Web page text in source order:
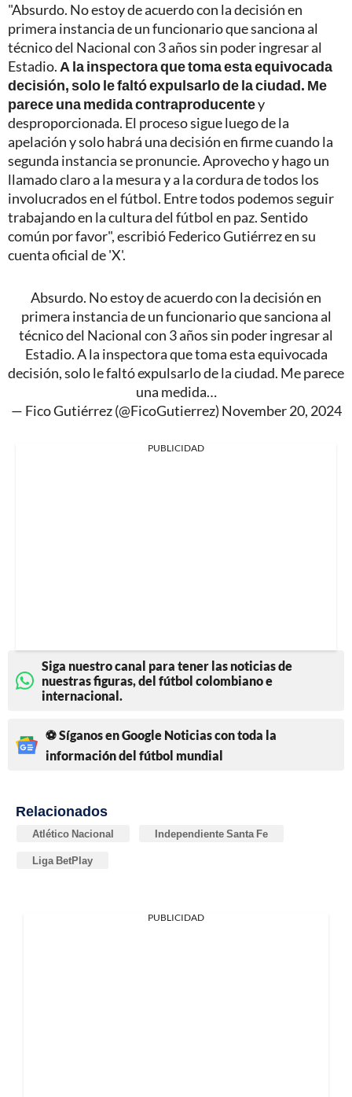
"Absurdo. No estoy de acuerdo con la decisión en
primera instancia de un funcionario que sanciona al
técnico del Nacional con 3 años sin poder ingresar al
Estadio. A la inspectora que toma esta equivocada
decisión, solo le faltó expulsarlo de la ciudad. Me
parece una medida contraproducentey
desproporcionada. El proceso sigue luego de la
apelación y solo habrá una decisión en firme cuando la
segunda instancia se pronuncie. Aprovecho y hago un
llamado claro a la mesura y a la cordura de todos los
involucrados en el fútbol. Entre todos podemos seguir
trabajando en la cultura del fútbol en paz. Sentido
común por favor", escribió Federico Gutiérrez en su
cuenta oficial de 'X'.
Absurdo. No estoy de acuerdo con la decisión en
primera instancia de un funcionario que sanciona al
técnico del Nacional con 3 años sin poder ingresar al
Estadio. A la inspectora que toma esta equivocada
decisión, solo le faltó expulsarlo de la ciudad. Me parece
una medida…
— Fico Gutiérrez (@FicoGutierrez) November 20, 2024
PUBLICIDAD
Siga nuestro canal para tener las noticias de
nuestras figuras, del fútbol colombiano e
internacional.
⚽ Síganos en Google Noticias con toda la
información del fútbol mundial
Relacionados
Atlético Nacional Independiente Santa Fe
Liga BetPlay
PUBLICIDAD